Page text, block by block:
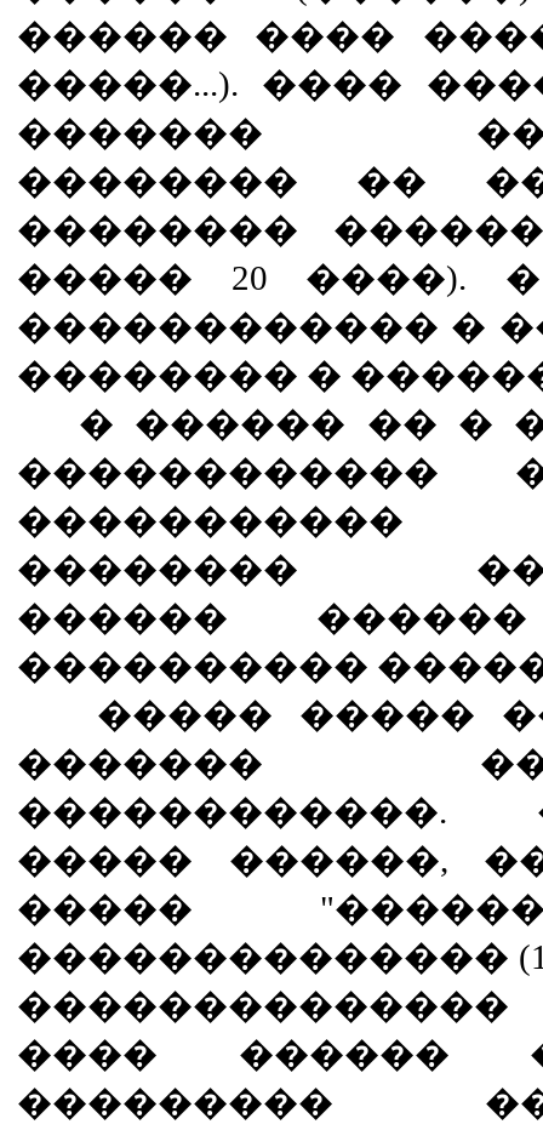
������ ����
�����...). ����
�������
�������� ��
��������
����� 20 ����).
������������ �
�������� �
� ������ �� �
������������
�����������
��������
������
����������
����� �����
�������
����� ������,
�����
�������������� (1
���� ������
���������